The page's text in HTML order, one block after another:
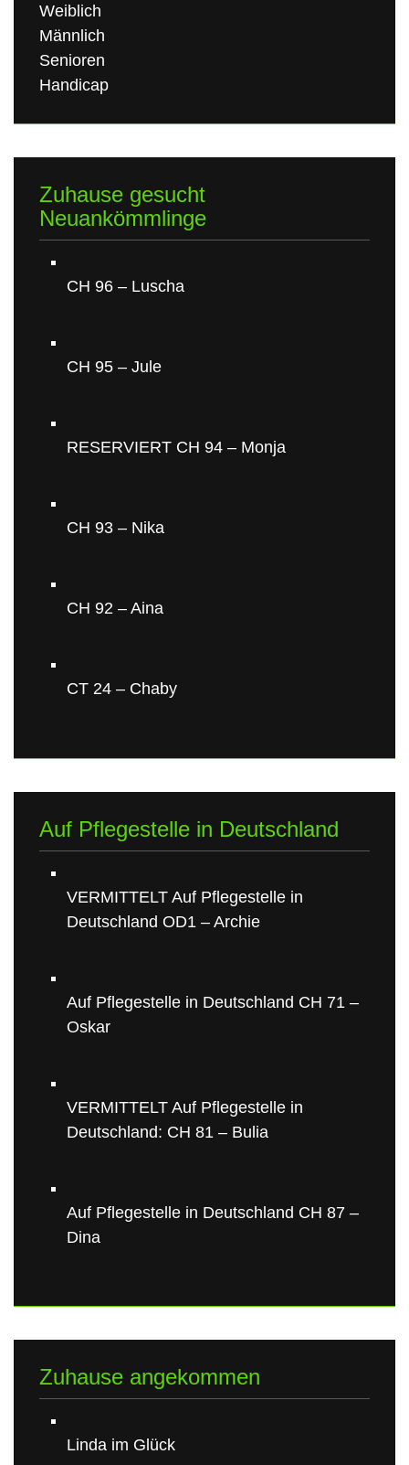
Weiblich
Männlich
Senioren
Handicap
Zuhause gesucht
Neuankömmlinge
CH 96 – Luscha
CH 95 – Jule
RESERVIERT CH 94 – Monja
CH 93 – Nika
CH 92 – Aina
CT 24 – Chaby
Auf Pflegestelle in Deutschland
VERMITTELT Auf Pflegestelle in
Deutschland OD1 – Archie
Auf Pflegestelle in Deutschland CH 71 –
Oskar
VERMITTELT Auf Pflegestelle in
Deutschland: CH 81 – Bulia
Auf Pflegestelle in Deutschland CH 87 –
Dina
Zuhause angekommen
Linda im Glück